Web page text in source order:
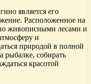
является его
Расположенное на
живописными лесами и
и
природой в полной
рыбалке, собирать
красотой